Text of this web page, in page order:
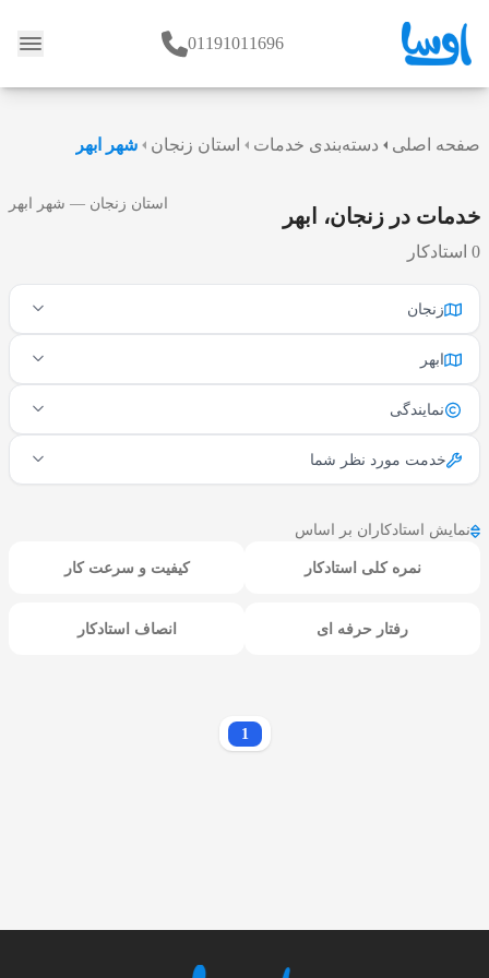
وبلاگ 01191011696
صفحه اصلی دسته‌بندی خدمات استان زنجان شهر ابهر
خدمات در زنجان، ابهر
0 استادکار
استان زنجان — شهر ابهر
زنجان
ابهر
نمایندگی
خدمت مورد نظر شما
نمایش استادکاران بر اساس
نمره کلی استادکار کیفیت و سرعت کار
رفتار حرفه ای انصاف استادکار
1